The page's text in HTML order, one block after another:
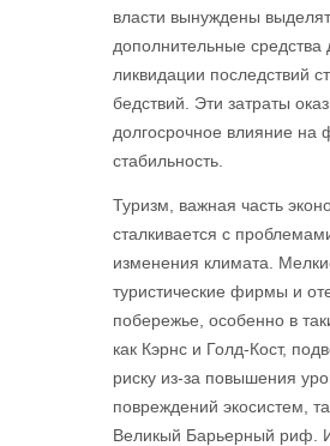
власти вынуждены
дополнительные средства
ликвидации последствий
бедствий. Эти затраты
долгосрочное влияние на
стабильность.
Туризм, важная часть
сталкивается с
изменения климата.
туристические фирмы и
побережье, особенно в
как Кэрнс и Голд-Кост,
риску из-за повышения
повреждений экосистем,
Великый Барьерный риф.